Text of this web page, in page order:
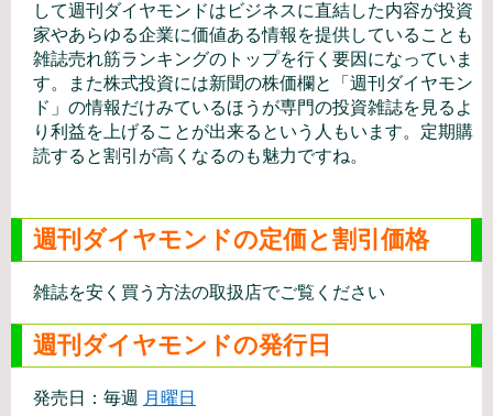
して週刊ダイヤモンドはビジネスに直結した内容が投資
家やあらゆる企業に価値ある情報を提供していることも
雑誌売れ筋ランキングのトップを行く要因になっていま
す。また株式投資には新聞の株価欄と「週刊ダイヤモン
ド」の情報だけみているほうが専門の投資雑誌を見るよ
り利益を上げることが出来るという人もいます。定期購
読すると割引が高くなるのも魅力ですね。
週刊ダイヤモンドの定価と割引価格
雑誌を安く買う方法の取扱店でご覧ください
週刊ダイヤモンドの発行日
発売日：毎週 月曜日